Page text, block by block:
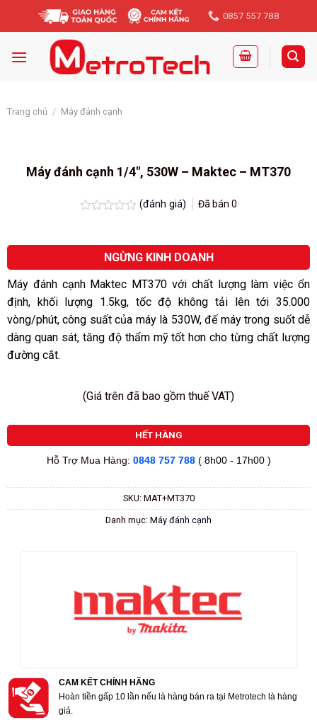
0857 557 788
Trang chủ / Máy đánh cạnh
Máy đánh cạnh 1/4″, 530W – Maktec – MT370
hạng
sao
(đánh giá) Đã bán0
NGỪNG KINH DOANH
Máy đánh cạnh Maktec MT370 với chất lượng làm việc ổn
định, khối lượng 1.5kg, tốc độ không tải lên tới 35.000
vòng/phút, công suất của máy là 530W, đế máy trong suốt dễ
dàng quan sát, tăng độ thẩm mỹ tốt hơn cho từng chất lượng
đường cắt.
(Giá trên đã bao gồm thuế VAT)
HẾT HÀNG
Hỗ Trợ Mua Hàng: 0848 757 788 ( 8h00 - 17h00 )
SKU: MAT+MT370
Danh mục: Máy đánh cạnh
CAM KẾT CHÍNH HÃNG
Hoàn tiền gấp 10 lần nếu là hàng bán ra tại Metrotech là hàng
giả.